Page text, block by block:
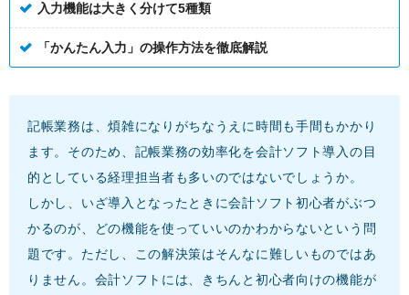
入力機能は大きく分けて5種類
「かんたん入力」の操作方法を徹底解説
記帳業務は、煩雑になりがちなうえに時間も手間もかかり
ます。そのため、記帳業務の効率化を会計ソフト導入の目
的としている経理担当者も多いのではないでしょうか。
しかし、いざ導入となったときに会計ソフト初心者がぶつ
かるのが、どの機能を使っていいのかわからないという問
題です。ただし、この解決策はそんなに難しいものではあ
りません。会計ソフトには、きちんと初心者向けの機能が